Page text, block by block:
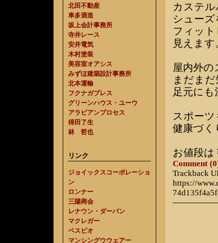
北田不動産
車多酒造
坂上会計事務所
寺井レース
安井電気
木村塗装
美容室オアシス
みずほ建築設計事務所
北本運輸
フクナガプレス
グリーンハウス・ユーウ
アラビアンプロセス
得田了生
林 哲也
リンク
ジョイックスコーポレーショ
ン
ロンナー
三陽商会
レナウン・ダーバン
マクレガー
ベスビオ
マンシングウウェアー
カステ
シュー
フィッ
見えます
屋内外の
まだま
足元に
スポー
健康づく
お値段は
Comment
Trackback
https://